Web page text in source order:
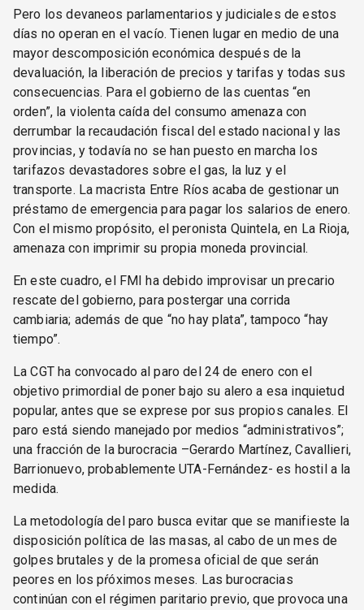
Pero los devaneos parlamentarios y judiciales de estos
días no operan en el vacío. Tienen lugar en medio de una
mayor descomposición económica después de la
devaluación, la liberación de precios y tarifas y todas sus
consecuencias. Para el gobierno de las cuentas “en
orden”, la violenta caída del consumo amenaza con
derrumbar la recaudación fiscal del estado nacional y las
provincias, y todavía no se han puesto en marcha los
tarifazos devastadores sobre el gas, la luz y el
transporte. La macrista Entre Ríos acaba de gestionar un
préstamo de emergencia para pagar los salarios de enero.
Con el mismo propósito, el peronista Quintela, en La Rioja,
amenaza con imprimir su propia moneda provincial.
En este cuadro, el FMI ha debido improvisar un precario
rescate del gobierno, para postergar una corrida
cambiaria; además de que “no hay plata”, tampoco “hay
tiempo”.
La CGT ha convocado al paro del 24 de enero con el
objetivo primordial de poner bajo su alero a esa inquietud
popular, antes que se exprese por sus propios canales. El
paro está siendo manejado por medios “administrativos”;
una fracción de la burocracia –Gerardo Martínez, Cavallieri,
Barrionuevo, probablemente UTA-Fernández- es hostil a la
medida.
La metodología del paro busca evitar que se manifieste la
disposición política de las masas, al cabo de un mes de
golpes brutales y de la promesa oficial de que serán
peores en los pŕóximos meses. Las burocracias
continúan con el régimen paritario previo, que provoca una